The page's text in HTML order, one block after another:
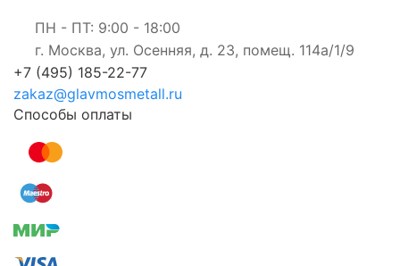
ПН - ПТ: 9:00 - 18:00
г. Москва, ул. Осенняя, д. 23, помещ. 114а/1/9
+7 (495) 185-22-77
zakaz@glavmosmetall.ru
Способы оплаты